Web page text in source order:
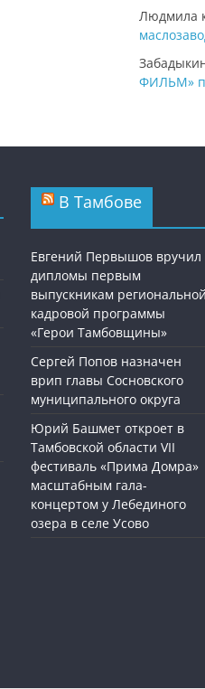
Людмила
ФИЛЬМ»
В Тамбове
Евгений Первышов вручил
дипломы первым
выпускникам региональной
кадровой программы
«Герои Тамбовщины»
Сергей Попов назначен
врип главы Сосновского
муниципального округа
Юрий Башмет откроет в
Тамбовской области VII
фестиваль «Прима Домра»
масштабным гала-
концертом у Лебединого
озера в селе Усово